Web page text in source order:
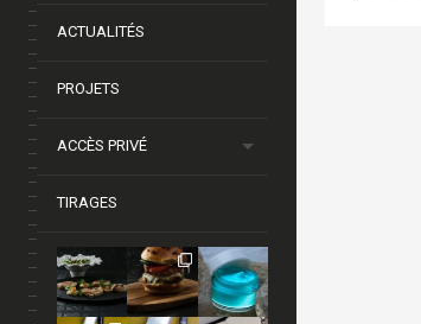
ACTUALITÉS
PROJETS
ACCÈS PRIVÉ
TIRAGES